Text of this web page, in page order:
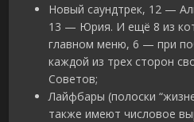
Новый саундтрек, 12 —
13 — Юрия. И ещё 8 из
главном меню, 6 — при
каждой из трех сторон
Советов;
Лайфбары (полоски
также имеют числовое